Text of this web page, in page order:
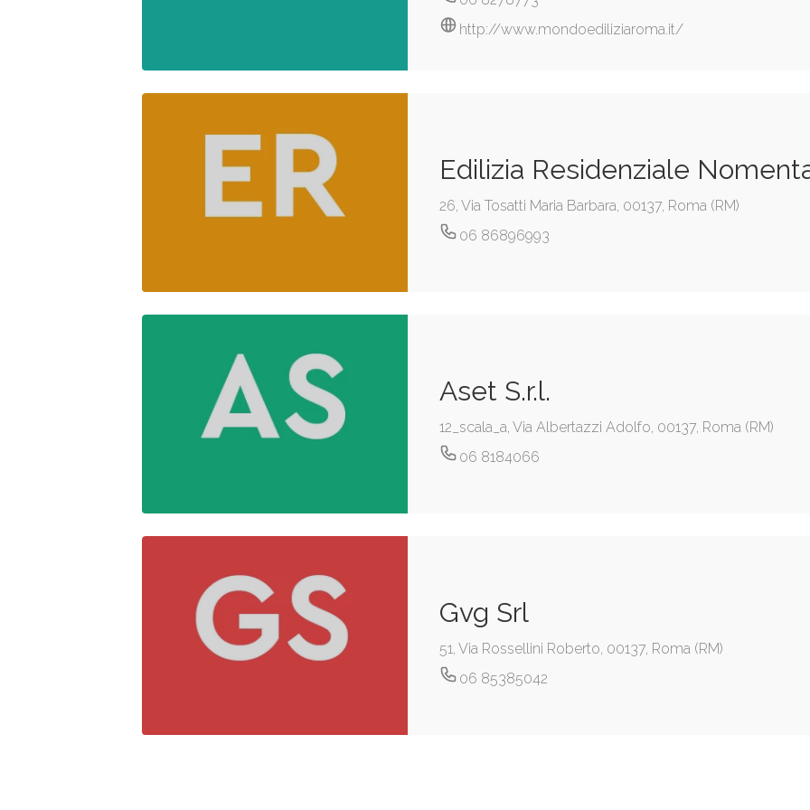
http://www.mondoediliziaroma.it/
Edilizia Residenziale
26, Via Tosatti Maria Barbara, 00137, Roma (RM)
06 86896993
Aset S.r.l.
12_scala_a, Via Albertazzi Adolfo, 00137, Roma (RM)
06 8184066
Gvg Srl
51, Via Rossellini Roberto, 00137, Roma (RM)
06 85385042